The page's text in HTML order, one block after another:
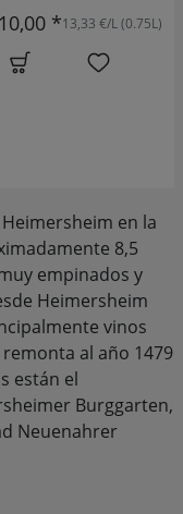
*13,33 €/L (0.75L)
en la
8,5
empinados y
Heimersheim
vinos
al año 1479
están el
Burggarten,
Neuenahrer